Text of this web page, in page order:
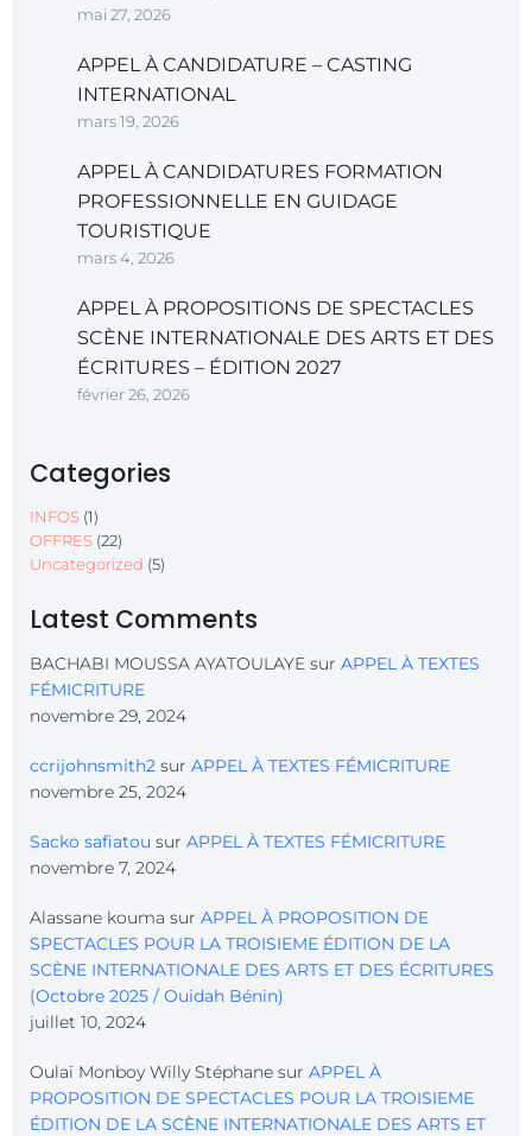
mai 27, 2026
APPEL À CANDIDATURE – CASTING
INTERNATIONAL
mars 19, 2026
APPEL À CANDIDATURES FORMATION
PROFESSIONNELLE EN GUIDAGE
TOURISTIQUE
mars 4, 2026
APPEL À PROPOSITIONS DE SPECTACLES
SCÈNE INTERNATIONALE DES ARTS ET DES
ÉCRITURES – ÉDITION 2027
février 26, 2026
Categories
INFOS (1)
OFFRES (22)
Uncategorized (5)
Latest Comments
BACHABI MOUSSA AYATOULAYE sur APPEL À TEXTES
FÉMICRITURE
novembre 29, 2024
ccrijohnsmith2 sur APPEL À TEXTES FÉMICRITURE
novembre 25, 2024
Sacko safiatou sur APPEL À TEXTES FÉMICRITURE
novembre 7, 2024
Alassane kouma sur APPEL À PROPOSITION DE
SPECTACLES POUR LA TROISIEME ÉDITION DE LA
SCÈNE INTERNATIONALE DES ARTS ET DES ÉCRITURES
(Octobre 2025 / Ouidah Bénin)
juillet 10, 2024
Oulaï Monboy Willy Stéphane sur APPEL À
PROPOSITION DE SPECTACLES POUR LA TROISIEME
ÉDITION DE LA SCÈNE INTERNATIONALE DES ARTS ET